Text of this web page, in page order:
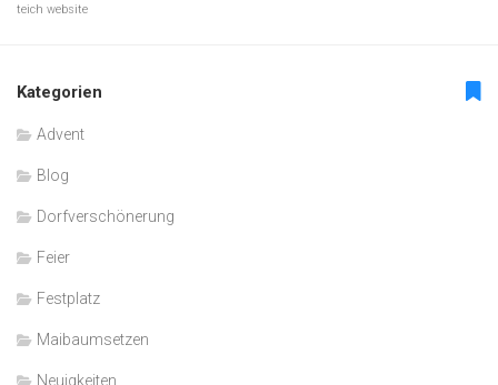
teich website
Kategorien
Advent
Blog
Dorfverschönerung
Feier
Festplatz
Maibaumsetzen
Neuigkeiten